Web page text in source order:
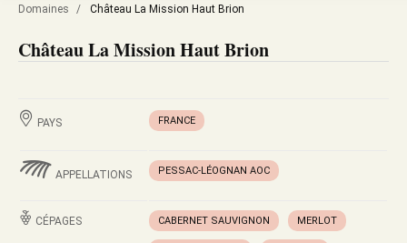
Domaines / Château La Mission Haut Brion
Château La Mission Haut Brion
PAYS FRANCE
APPELLATIONS PESSAC-LÉOGNAN AOC
CÉPAGES CABERNET SAUVIGNON MERLOT